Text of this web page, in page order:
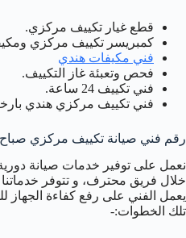
قطع غيار تكييف مركزي.
كمبريسر تكييف مركزي
فني مكيفات هندي
فحص وتعبئة غاز التكييف.
فني تكييف 24 ساعة.
فني تكييف مركزي هندي
رقم فني صيانة تكييف مركزي صباح
نعمل على توفير خدمات صيانة
يعمل الفني على رفع كفاءة الجهاز
تلك الخطوات:-